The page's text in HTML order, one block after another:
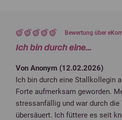
Bewertung über
Ich bin durch eine...
Von Anonym (12.02.2026)
Ich bin durch eine Stallkollegin
Forte aufmerksam geworden.
stressanfällig und war durch
übersäuert. Ich füttere es seit